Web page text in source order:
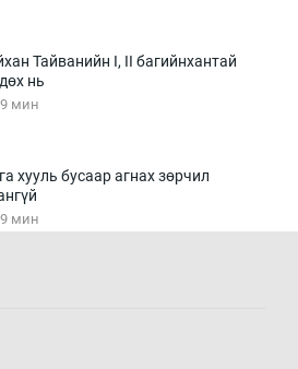
Тайванийн I, II багийнхантай
нь
мин
хууль бусаар агнах зөрчил
мин
мин